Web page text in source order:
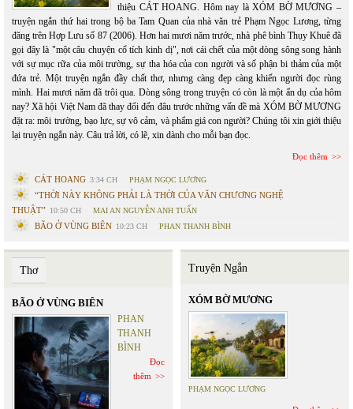
thiệu CÁT HOANG. Hôm nay là XÓM BỜ MƯƠNG –
truyện ngắn thứ hai trong bộ ba Tam Quan của nhà văn trẻ Phạm Ngọc Lương, từng
đăng trên Hợp Lưu số 87 (2006). Hơn hai mươi năm trước, nhà phê bình Thụy Khuê đã
gọi đây là "một câu chuyện cổ tích kinh dị", nơi cái chết của một dòng sông song hành
với sự mục rữa của môi trường, sự tha hóa của con người và số phận bi thảm của một
đứa trẻ. Một truyện ngắn đầy chất thơ, nhưng càng đẹp càng khiến người đọc rùng
mình. Hai mươi năm đã trôi qua. Dòng sông trong truyện có còn là một ẩn dụ của hôm
nay? Xã hội Việt Nam đã thay đổi đến đâu trước những vấn đề mà XÓM BỜ MƯƠNG
đặt ra: môi trường, bạo lực, sự vô cảm, và phẩm giá con người? Chúng tôi xin giới thiệu
lại truyện ngắn này. Câu trả lời, có lẽ, xin dành cho mỗi bạn đọc.
Đọc thêm
CÁT HOANG 3:34 CH PHẠM NGỌC LƯƠNG
“THỜI NÀY KHÔNG PHẢI LÀ THỜI CỦA VĂN CHƯƠNG NGHỆ
THUẬT” 10:50 CH MAI AN NGUYỄN ANH TUẤN
BÃO Ở VÙNG BIÊN 10:23 CH PHAN THANH BÌNH
Thơ
BÃO Ở VÙNG BIÊN
PHAN
THANH
BÌNH
Đọc
thêm
Truyện Ngắn
XÓM BỜ MƯƠNG
PHẠM NGỌC LƯƠNG